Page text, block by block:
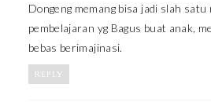
Dongeng memang bisa jadi slah satu
pembelajaran yg Bagus buat anak,
bebas berimajinasi.
REPLY